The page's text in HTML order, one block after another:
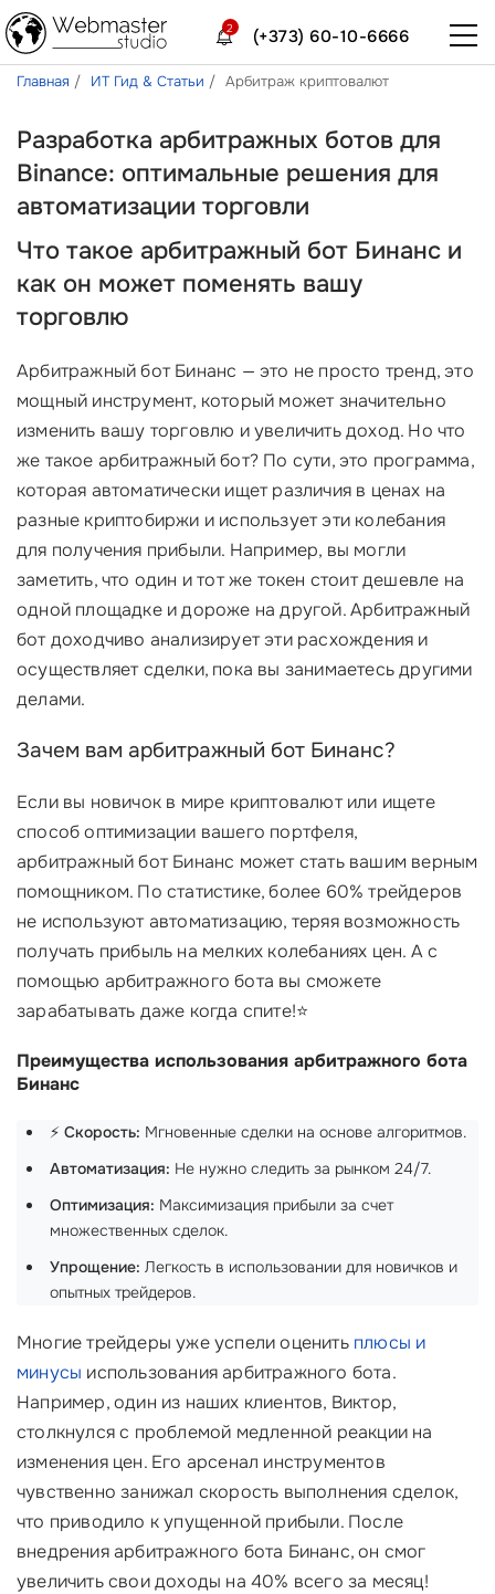
(+373) 60-10-6666
2
Главная ИТ Гид & Статьи Арбитраж криптовалют
Разработка арбитражных ботов для
Binance: оптимальные решения для
автоматизации торговли
Что такое арбитражный бот Бинанс и
как он может поменять вашу
торговлю
Арбитражный бот Бинанс — это не просто тренд, это
мощный инструмент, который может значительно
изменить вашу торговлю и увеличить доход. Но что
же такое арбитражный бот? По сути, это программа,
которая автоматически ищет различия в ценах на
разные криптобиржи и использует эти колебания
для получения прибыли. Например, вы могли
заметить, что один и тот же токен стоит дешевле на
одной площадке и дороже на другой. Арбитражный
бот доходчиво анализирует эти расхождения и
осуществляет сделки, пока вы занимаетесь другими
делами.
Зачем вам арбитражный бот Бинанс?
Если вы новичок в мире криптовалют или ищете
способ оптимизации вашего портфеля,
арбитражный бот Бинанс может стать вашим верным
помощником. По статистике, более 60% трейдеров
не используют автоматизацию, теряя возможность
получать прибыль на мелких колебаниях цен. А с
помощью арбитражного бота вы сможете
зарабатывать даже когда спите!⭐
Преимущества использования арбитражного бота
Бинанс
⚡️ Скорость: Мгновенные сделки на основе алгоритмов.
Автоматизация: Не нужно следить за рынком 24/7.
Оптимизация: Максимизация прибыли за счет
множественных сделок.
Упрощение: Легкость в использовании для новичков и
опытных трейдеров.
Многие трейдеры уже успели оценить плюсы и
минусы использования арбитражного бота.
Например, один из наших клиентов, Виктор,
столкнулся с проблемой медленной реакции на
изменения цен. Его арсенал инструментов
чувственно занижал скорость выполнения сделок,
что приводило к упущенной прибыли. После
внедрения арбитражного бота Бинанс, он смог
увеличить свои доходы на 40% всего за месяц!